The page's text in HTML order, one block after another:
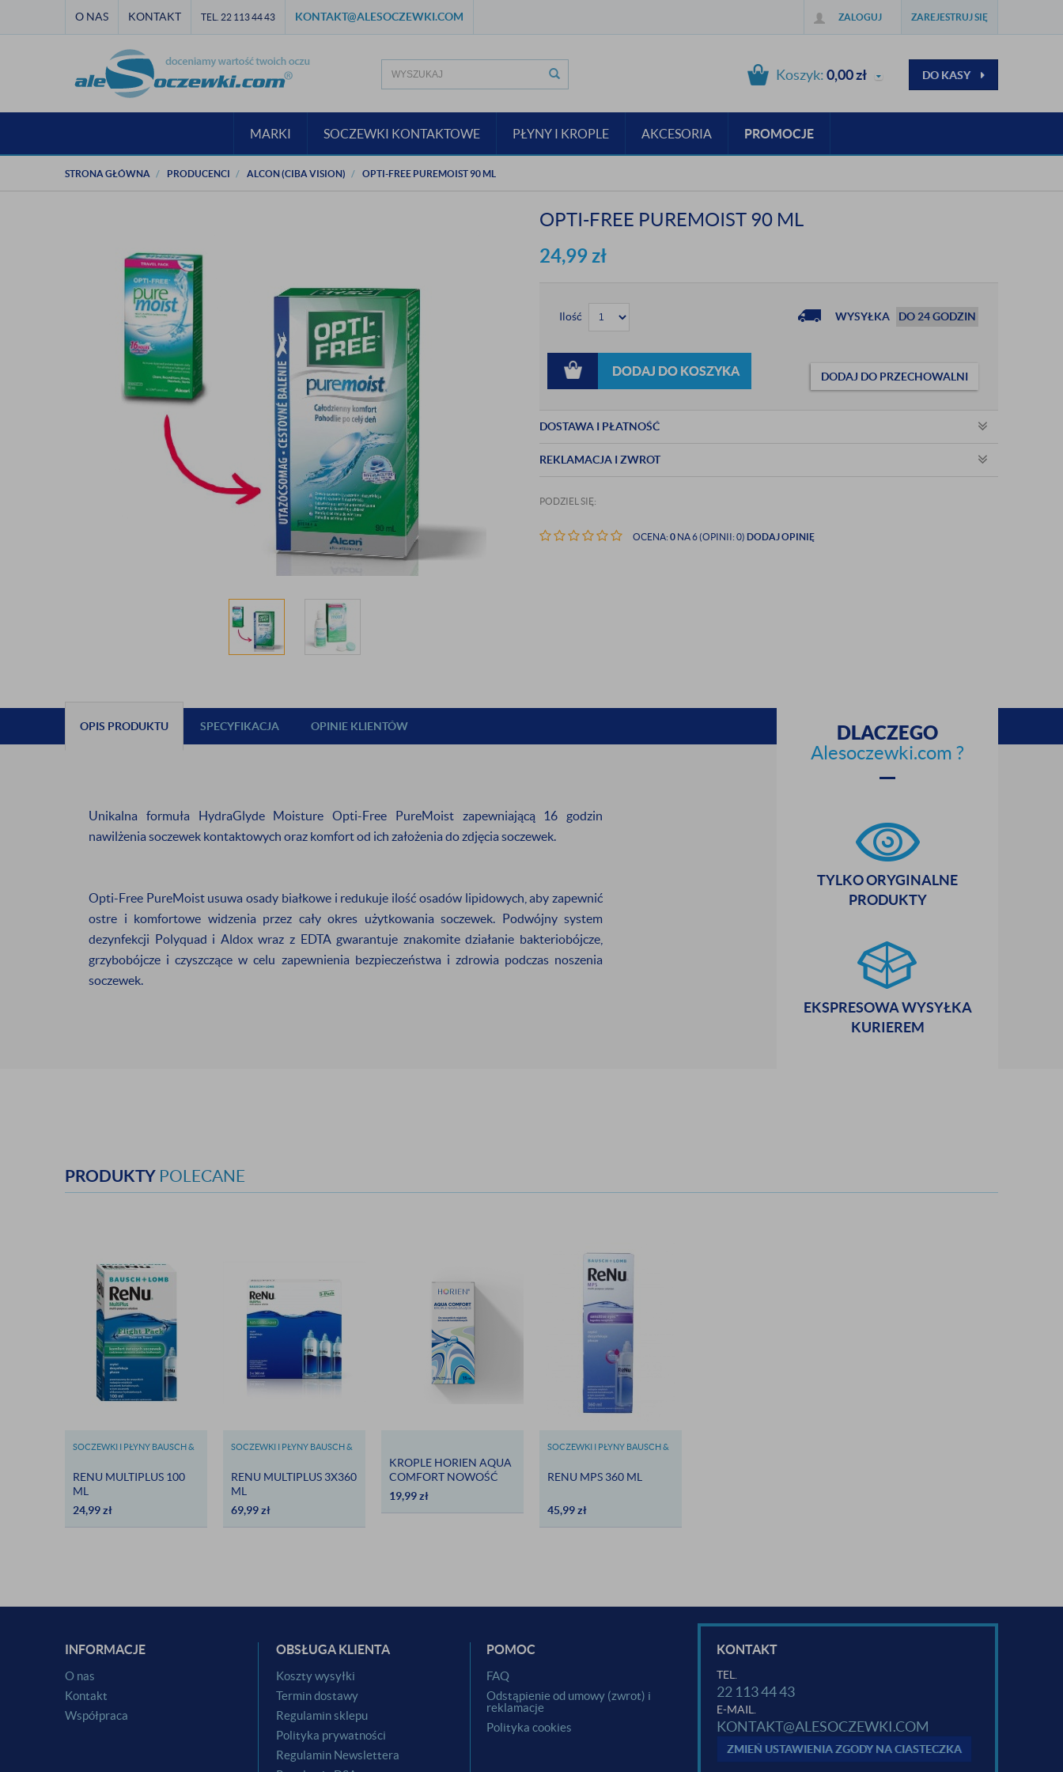
O NAS KONTAKT TEL. 22 113 44 43 KONTAKT@ALESOCZEWKI.COM ZALOGUJ ZAREJESTRUJ SIĘ
Koszyk:0,00zł DO KASY
MARKI SOCZEWKI KONTAKTOWE PŁYNY I KROPLE AKCESORIA PROMOCJE
STRONA GŁÓWNA PRODUCENCI ALCON (CIBA VISION) OPTI-FREE PUREMOIST 90 ML
OPTI-FREE PUREMOIST 90 ML
24,99 zł
Ilość WYSYŁKA DO 24 GODZIN
DODAJ DO KOSZYKA DODAJ DO PRZECHOWALNI
DOSTAWA I PŁATNOŚĆ
REKLAMACJA I ZWROT
PODZIEL SIĘ:
OCENA: 0 NA 6 (OPINII: 0) DODAJ OPINIĘ
OPIS PRODUKTU SPECYFIKACJA OPINIE KLIENTÓW
Unikalna formuła HydraGlyde Moisture Opti-Free PureMoist zapewniającą 16 godzin
nawilżenia soczewek kontaktowych oraz komfort od ich założenia do zdjęcia soczewek.
Opti-Free PureMoist usuwa osady białkowe i redukuje ilość osadów lipidowych, aby zapewnić
ostre i komfortowe widzenia przez cały okres użytkowania soczewek. Podwójny system
dezynfekcji Polyquad i Aldox wraz z EDTA gwarantuje znakomite działanie bakteriobójcze,
grzybobójcze i czyszczące w celu zapewnienia bezpieczeństwa i zdrowia podczas noszenia
soczewek.
DLACZEGO
Alesoczewki.com ?
TYLKO ORYGINALNE
PRODUKTY
EKSPRESOWA WYSYŁKA
KURIEREM
PRODUKTY POLECANE
SOCZEWKI I PŁYNY BAUSCH &
RENU MULTIPLUS 100
ML
24,99zł
SOCZEWKI I PŁYNY BAUSCH &
RENU MULTIPLUS 3X360
ML
69,99zł
KROPLE HORIEN AQUA
COMFORT NOWOŚĆ
19,99zł
SOCZEWKI I PŁYNY BAUSCH &
RENU MPS 360 ML
45,99zł
INFORMACJE
O nas
Kontakt
Współpraca
OBSŁUGA KLIENTA
Koszty wysyłki
Termin dostawy
Regulamin sklepu
Polityka prywatności
Regulamin Newslettera
POMOC
FAQ
Odstąpienie od umowy (zwrot) i
reklamacje
Polityka cookies
KONTAKT
TEL.
22 113 44 43
E-MAIL.
KONTAKT@ALESOCZEWKI.COM
ZMIEŃ USTAWIENIA ZGODY NA CIASTECZKA